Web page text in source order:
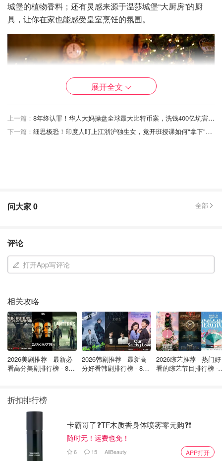
城堡的植物香料；还有灵感来源于温莎城堡“大厨房”的厨
具，让你在家也能感受皇室烹饪的氛围。
坊手工制作、烧制和绘制，每一件都承载了250年的传统工
艺，特别适合作为收藏或送礼。
不仅如此，这里还有各种节日装饰和环保玩具。精致的印度
手工刺绣装饰品、水晶酒杯灵感来自维多利亚女王的“大盛
品和收藏品，让逛市集的过程充满惊喜。
展开全文
上一篇：
8年终认罪！华人大妈操盘全球最大比特币案，洗钱400亿坑害超13万投资人…
下一篇：
细思极恐！印度人盯上江浙沪独生女，竟开班授课如何"拿下"！有三哥离婚分了1300万！
问大家0 全部
评论
打开App写评论
相关攻略
2026美剧推荐 - 最新必
看高分美剧排行榜 - 8月
2026韩剧推荐 - 最新高
分好看韩剧排行榜 - 8月
2026综艺推荐 - 热门好
看的综艺节目排行榜 -
折扣排行榜
卡霸哥了❓TF木质香身体喷雾零元购❓❗
随时无！运费也免！
6 15 AllBeauty APP打开